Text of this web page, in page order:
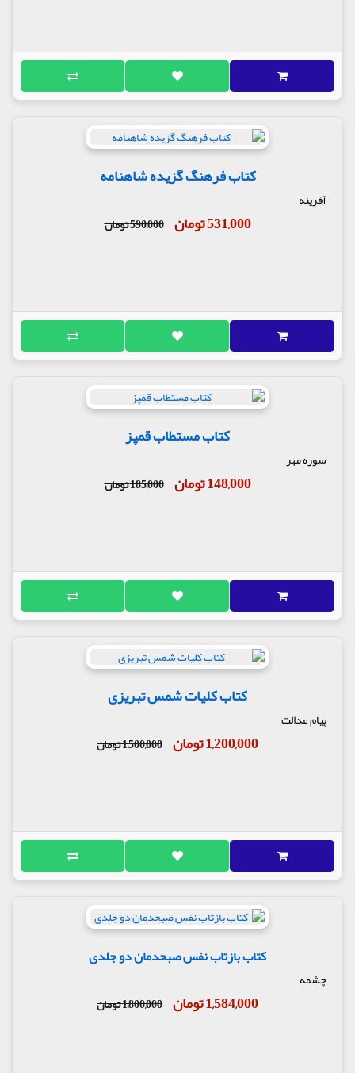
کتاب فرهنگ گزیده شاهنامه
آفرینه
531,000 تومان 590,000 تومان
کتاب مستطاب قمپز
سوره مهر
148,000 تومان 185,000 تومان
کتاب کلیات شمس تبریزی
پیام عدالت
1,200,000 تومان 1,500,000 تومان
کتاب بازتاب نفس صبحدمان دو جلدی
چشمه
1,584,000 تومان 1,800,000 تومان